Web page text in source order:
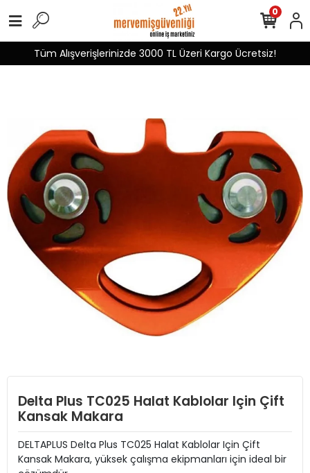
Tüm Alışverişlerinizde 3000 TL Üzeri Kargo Ücretsiz!
0
Delta Plus TC025 Halat Kablolar Için Çift
Kansak Makara
DELTAPLUS Delta Plus TC025 Halat Kablolar Için Çift
Kansak Makara, yüksek çalışma ekipmanları için ideal bir